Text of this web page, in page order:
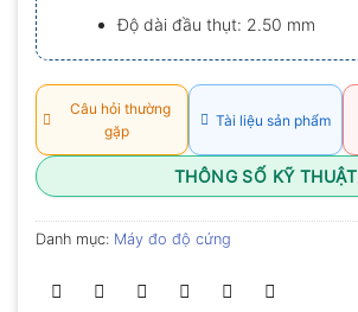
Độ dài đầu thụt: 2.50 mm
Câu hỏi thường
gặp
Tài liệu sản phẩm
THÔNG SỐ KỸ THUẬT
Danh mục: Máy đo độ cứng